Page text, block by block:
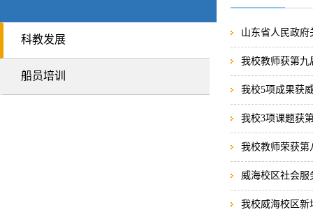
科教发展
船员培训
山东省人民政
我校教师获第九
我校5项成果获
我校3项课题获
我校教师荣获第
威海校区社会
我校威海校区新